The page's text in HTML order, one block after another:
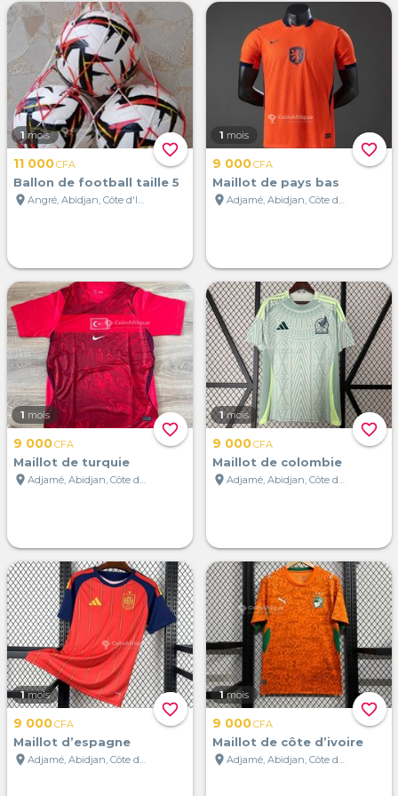
favorite_border
1 mois
11 000CFA
Ballon de football taille 5
location_on
Angré, Abidjan, Côte d'Ivoire
favorite_border
1 mois
9 000CFA
Maillot de pays bas
location_on
Adjamé, Abidjan, Côte d'Ivoire
favorite_border
1 mois
9 000CFA
Maillot de turquie
location_on
Adjamé, Abidjan, Côte d'Ivoire
favorite_border
1 mois
9 000CFA
Maillot de colombie
location_on
Adjamé, Abidjan, Côte d'Ivoire
favorite_border
1 mois
9 000CFA
Maillot d’espagne
location_on
Adjamé, Abidjan, Côte d'Ivoire
favorite_border
1 mois
9 000CFA
Maillot de côte d’ivoire
location_on
Adjamé, Abidjan, Côte d'Ivoire